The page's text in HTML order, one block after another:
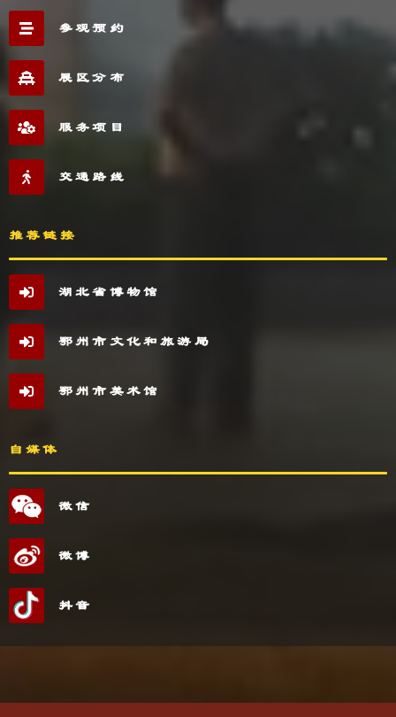
参观预约
展区分布
服务项目
交通路线
推荐链接
湖北省博物馆
鄂州市文化和旅游局
鄂州市美术馆
自媒体
微信
微博
抖音